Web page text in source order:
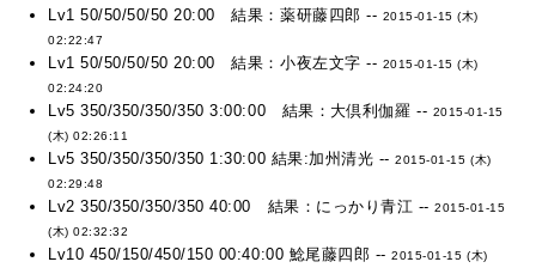
Lv1 50/50/50/50 20:00 結果：薬研藤四郎 -- 2015-01-15 (木)
02:22:47
Lv1 50/50/50/50 20:00 結果：小夜左文字 -- 2015-01-15 (木)
02:24:20
Lv5 350/350/350/350 3:00:00 結果：大倶利伽羅 -- 2015-01-15
(木) 02:26:11
Lv5 350/350/350/350 1:30:00 結果:加州清光 --2015-01-15 (木)
02:29:48
Lv2 350/350/350/350 40:00 結果：にっかり青江 --2015-01-15
(木) 02:32:32
Lv10 450/150/450/150 00:40:00 鯰尾藤四郎 --2015-01-15 (木)